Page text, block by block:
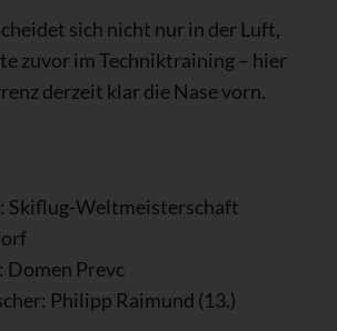
sich nicht nur in der Luft,
zuvor im Techniktraining – hier
derzeit klar die Nase vorn.
Skiflug-Weltmeisterschaft
Prevc
Philipp Raimund (13.)